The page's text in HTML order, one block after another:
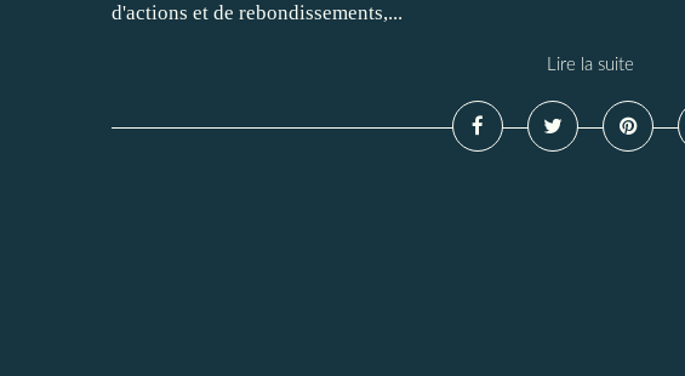
d'actions et de rebondissements,...
Lire la suite